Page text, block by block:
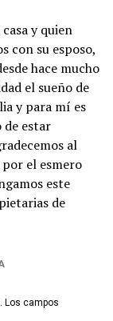
y quien
con su esposo,
hace mucho
el sueño de
y para mí es
de estar
al
el esmero
este
de
Los campos